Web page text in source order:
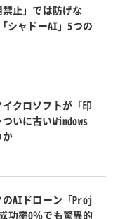
禁止」では防げな
シャドーAI」5つの
クロソフトが「印
いに古いWindows
か
のAIドローン「Proj
率0％でも驚異的